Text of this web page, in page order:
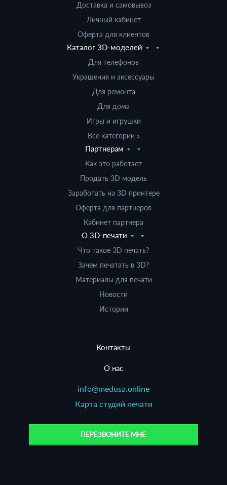
Доставка и самовывоз
Личный кабинет
Оферта для клиентов
Каталог 3D-моделей
Для телефонов
Украшения и аксессуары
Для ремонта
Для дома
Игры и игрушки
Все категории »
Партнерам
Как это работает
Продать 3D модель
Заработать на 3D принтере
Оферта для партнеров
Кабинет партнера
О 3D-печати
Что такое 3D печать?
Зачем печатать в 3D?
Материалы для печати
Новости
Истории
Контакты
О нас
info@medusa.online
Карта студий печати
ПЕРЕЗВОНИТЕ МНЕ